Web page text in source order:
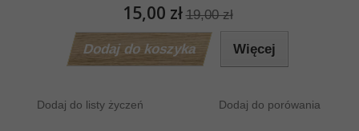
15,00 zł 19,00 zł
Dodaj do koszyka Więcej
Dodaj do listy życzeń Dodaj do porówania